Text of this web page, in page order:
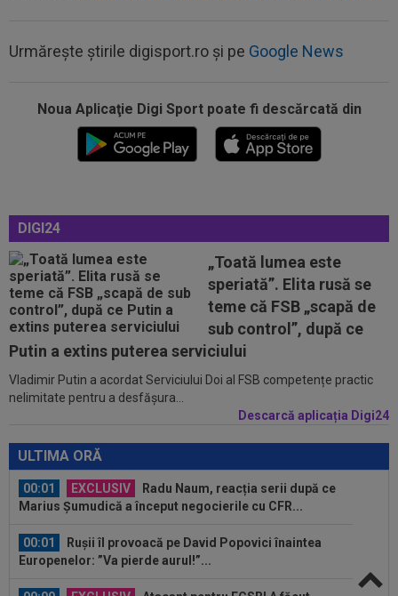
Urmărește știrile digisport.ro și pe Google News
Noua Aplicaţie Digi Sport poate fi descărcată din
DIGI24
„Toată lumea este
speriată”. Elita rusă se
teme că FSB „scapă de
sub control”, după ce
Putin a extins puterea serviciului
Vladimir Putin a acordat Serviciului Doi al FSB competențe practic
nelimitate pentru a desfășura...
Descarcă aplicația Digi24
ULTIMA ORĂ
00:01
Rușii îl provoacă pe David Popovici înaintea
Europenelor: ”Va pierde aurul!”...
EXCLUSIV
Atacant pentru FCSB! A făcut
23:58 VIDEO
Daniel Pancu a ”explodat”, după UTA -
Rapid: ”Mamă, aoleu! Puțin respect nu...
23:54
”Păcat!” Adrian Mihalcea a spus totul despre
Alexi Pitu, după ce jucătorul fost...
23:42 EXCLUSIV
2 la 1: au dat verdictul la cea mai
controversată fază din UTA - Rapid...
00:02 EXCLUSIV
Rapid a dat lovitura! Victor
Angelescu a anunțat transferul: "Foarte bun"
transferul la încă o echipă de UCL! Picat la...
00:01 EXCLUSIV
Radu Naum, reacția serii după ce
Marius Șumudică a început negocierile cu CFR...
00:01
Rușii îl provoacă pe David Popovici înaintea
Europenelor: ”Va pierde aurul!”...